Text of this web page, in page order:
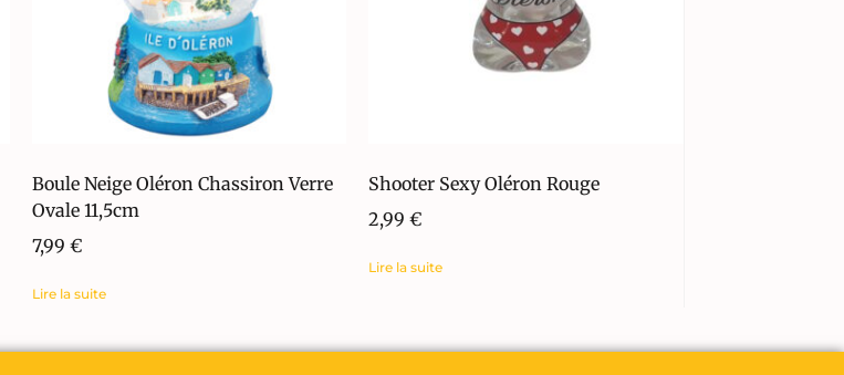
Boule Neige Oléron Chassiron Verre
Ovale 11,5cm
7,99 €
Lire la suite
Shooter Sexy Oléron Rouge
2,99€
Lire la suite